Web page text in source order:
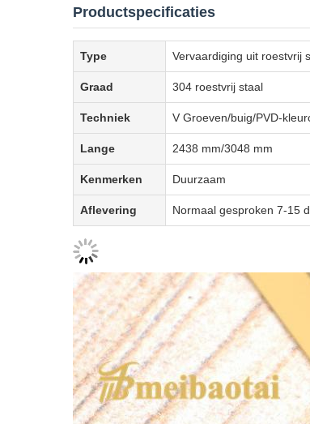
Productspecificaties
Type Vervaardiging uit roestvrij
Graad 304 roestvrij staal
Techniek V Groeven/buig/PVD-
Lange 2438 mm/3048 mm
Kenmerken Duurzaam
Aflevering Normaal gesproken 7-15